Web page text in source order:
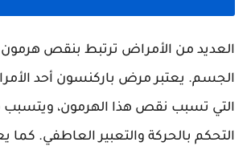
العديد من الأمراض ترتبط بنقص هرمون
الجسم. يعتبر مرض باركنسون أحد
التي تسبب نقص هذا الهرمون،
التحكم بالحركة والتعبير العاطفي. كما